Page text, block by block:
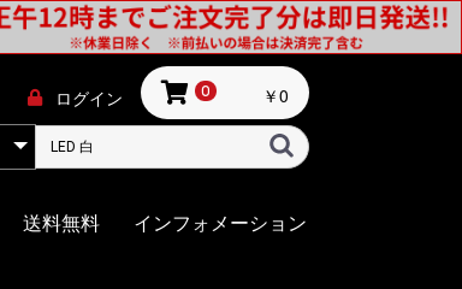
ログイン 0 ￥0
送料無料 インフォメーション